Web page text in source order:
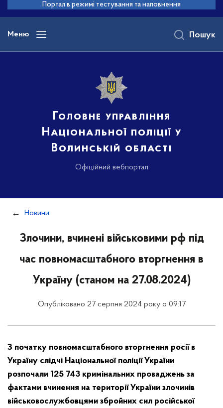
основного
вмісту
Портал в режимі тестування та наповнення
Меню
Головне управління
Національної поліції у
Волинській області
Офіційний вебпортал
Пошук
Новини
Злочини, вчинені військовими рф під
час повномасштабного вторгнення в
Україну (станом на 27.08.2024)
Опубліковано 27 серпня 2024 року о 09:17
З початку повномасштабного вторгнення росії в
Україну слідчі Національної поліції України
розпочали 125 743 кримінальних проваджень за
фактами вчинення на території України злочинів
військовослужбовцями збройних сил російської